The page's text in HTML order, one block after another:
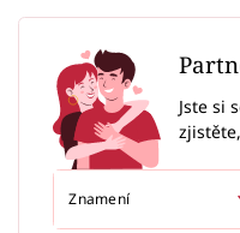
Jste si